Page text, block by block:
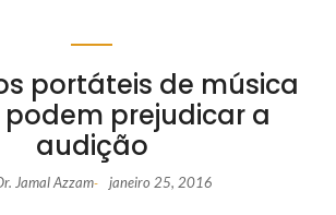
portáteis de música
prejudicar a
audição
Jamal Azzam- janeiro 25, 2016